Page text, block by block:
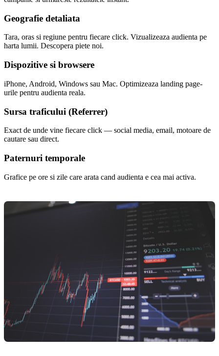
Geografie detaliata
Tara, oras si regiune pentru fiecare click. Vizualizeaza audienta pe
harta lumii. Descopera piete noi.
Dispozitive si browsere
iPhone, Android, Windows sau Mac. Optimizeaza landing page-
urile pentru audienta reala.
Sursa traficului (Referrer)
Exact de unde vine fiecare click — social media, email, motoare de
cautare sau direct.
Paternuri temporale
Grafice pe ore si zile care arata cand audienta e cea mai activa.